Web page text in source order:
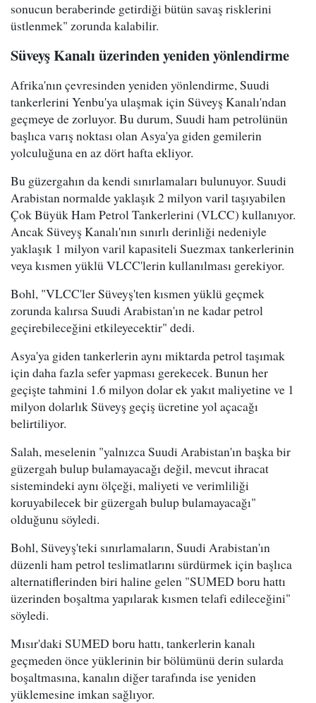
sonucun beraberinde getirdiği bütün savaş risklerini
üstlenmek" zorunda kalabilir.
Süveyş Kanalı üzerinden yeniden yönlendirme
Afrika'nın çevresinden yeniden yönlendirme, Suudi
tankerlerini Yenbu'ya ulaşmak için Süveyş Kanalı'ndan
geçmeye de zorluyor. Bu durum, Suudi ham petrolünün
başlıca varış noktası olan Asya'ya giden gemilerin
yolculuğuna en az dört hafta ekliyor.
Bu güzergahın da kendi sınırlamaları bulunuyor. Suudi
Arabistan normalde yaklaşık 2 milyon varil taşıyabilen
Çok Büyük Ham Petrol Tankerlerini (VLCC) kullanıyor.
Ancak Süveyş Kanalı'nın sınırlı derinliği nedeniyle
yaklaşık 1 milyon varil kapasiteli Suezmax tankerlerinin
veya kısmen yüklü VLCC'lerin kullanılması gerekiyor.
Bohl, "VLCC'ler Süveyş'ten kısmen yüklü geçmek
zorunda kalırsa Suudi Arabistan'ın ne kadar petrol
geçirebileceğini etkileyecektir" dedi.
Asya'ya giden tankerlerin aynı miktarda petrol taşımak
için daha fazla sefer yapması gerekecek. Bunun her
geçişte tahmini 1.6 milyon dolar ek yakıt maliyetine ve 1
milyon dolarlık Süveyş geçiş ücretine yol açacağı
belirtiliyor.
Salah, meselenin "yalnızca Suudi Arabistan'ın başka bir
güzergah bulup bulamayacağı değil, mevcut ihracat
sistemindeki aynı ölçeği, maliyeti ve verimliliği
koruyabilecek bir güzergah bulup bulamayacağı"
olduğunu söyledi.
Bohl, Süveyş'teki sınırlamaların, Suudi Arabistan'ın
düzenli ham petrol teslimatlarını sürdürmek için başlıca
alternatiflerinden biri haline gelen "SUMED boru hattı
üzerinden boşaltma yapılarak kısmen telafi edileceğini"
söyledi.
Mısır'daki SUMED boru hattı, tankerlerin kanalı
geçmeden önce yüklerinin bir bölümünü derin sularda
boşaltmasına, kanalın diğer tarafında ise yeniden
yüklemesine imkan sağlıyor.